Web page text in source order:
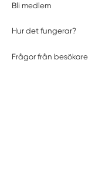
Bli medlem
Hur det fungerar?
Frågor från besökare